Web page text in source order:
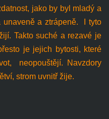
jako by byl mladý a
unaveně a ztrápeně. I tyto
Takto suché a rezavé je
je jejich bytosti, které
neopouštějí. Navzdory
strom uvnitř žije.